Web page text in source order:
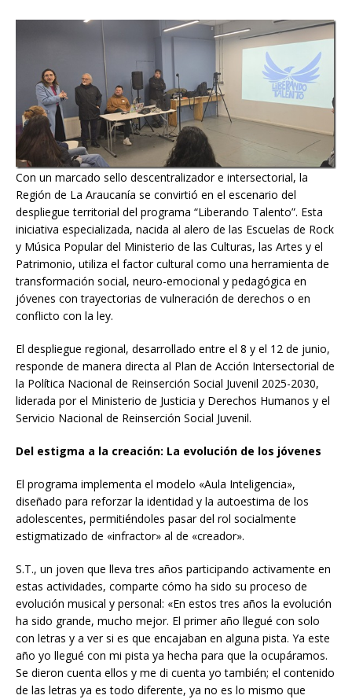
Con un marcado sello descentralizador e intersectorial, la
Región de La Araucanía se convirtió en el escenario del
despliegue territorial del programa “Liberando Talento”. Esta
iniciativa especializada, nacida al alero de las Escuelas de Rock
y Música Popular del Ministerio de las Culturas, las Artes y el
Patrimonio, utiliza el factor cultural como una herramienta de
transformación social, neuro-emocional y pedagógica en
jóvenes con trayectorias de vulneración de derechos o en
conflicto con la ley.
El despliegue regional, desarrollado entre el 8 y el 12 de junio,
responde de manera directa al Plan de Acción Intersectorial de
la Política Nacional de Reinserción Social Juvenil 2025-2030,
liderada por el Ministerio de Justicia y Derechos Humanos y el
Servicio Nacional de Reinserción Social Juvenil.
Del estigma a la creación: La evolución de los jóvenes
El programa implementa el modelo «Aula Inteligencia»,
diseñado para reforzar la identidad y la autoestima de los
adolescentes, permitiéndoles pasar del rol socialmente
estigmatizado de «infractor» al de «creador».
S.T., un joven que lleva tres años participando activamente en
estas actividades, comparte cómo ha sido su proceso de
evolución musical y personal: «En estos tres años la evolución
ha sido grande, mucho mejor. El primer año llegué con solo
con letras y a ver si es que encajaban en alguna pista. Ya este
año yo llegué con mi pista ya hecha para que la ocupáramos.
Se dieron cuenta ellos y me di cuenta yo también; el contenido
de las letras ya es todo diferente, ya no es lo mismo que